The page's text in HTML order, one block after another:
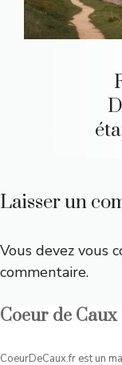
Laisser un
Vous devez vous
commentaire.
Coeur de Caux
CoeurDeCaux.fr est un